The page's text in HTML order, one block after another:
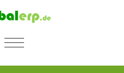
SCHALTE NAVIGATION